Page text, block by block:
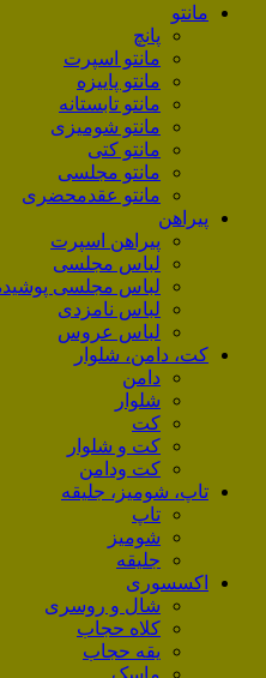
مانتو
پانچ
مانتو اسپرت
مانتو پاییزه
مانتو تابستانه
مانتو شومیزی
مانتو کتی
مانتو مجلسی
مانتو عقد‌محضری
پیراهن
پیراهن اسپرت
لباس مجلسی
لباس مجلسی
لباس نامزدی
لباس عروس
کت، دامن، شلوار
دامن
شلوار
کت
کت و شلوار
کت ودامن
تاپ، شومیز، جلیقه
تاپ
شومیز
جلیقه
اکسسوری
شال و روسری
کلاه حجاب
یقه حجاب
ماسک